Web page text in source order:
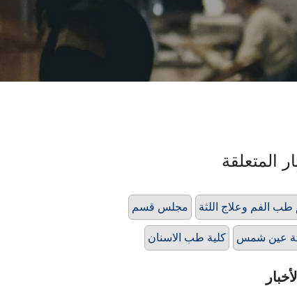
المتعلقة
مجلس قسم الفم وعلاج اللثة
كلية طب الاسنان عين شمس